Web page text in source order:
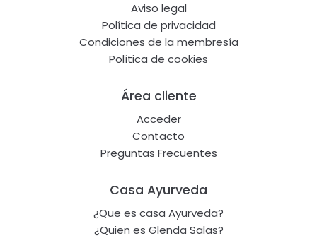
Aviso legal
Política de privacidad
Condiciones de la membresía
Política de cookies
Área cliente
Acceder
Contacto
Preguntas Frecuentes
Casa Ayurveda
¿Que es casa Ayurveda?
¿Quien es Glenda Salas?